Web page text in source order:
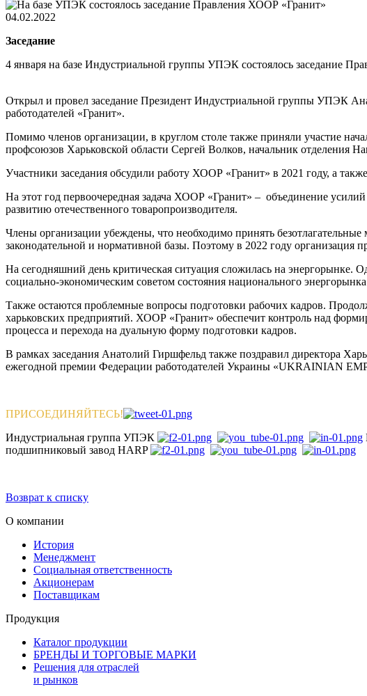
04.02.2022
Заседание
4 января на базе Индустриальной группы УПЭК состоялось заседание
Открыл и провел заседание Президент Индустриальной группы УПЭК
работодателей «Гранит».
Помимо членов организации, в круглом столе также приняли участие
профсоюзов Харьковской области Сергей Волков, начальник отделения
Участники заседания обсудили работу ХООР «Гранит» в 2021 году, а
На этот год первоочередная задача ХООР «Гранит» – объединение
развитию отечественного товаропроизводителя.
Члены организации убеждены, что необходимо принять
законодательной и нормативной базы. Поэтому в 2022 году организация
На сегодняшний день критическая ситуация сложилась на энергорынке.
социально-экономическим советом состояния национального
Также остаются проблемные вопросы подготовки рабочих кадров.
харьковских предприятий. ХООР «Гранит» обеспечит контроль над
процесса и перехода на дуальную форму подготовки кадров.
В рамках заседания Анатолий Гиршфельд также поздравил директора
ежегодной премии Федерации работодателей Украины «UKRAINIAN
ПРИСОЕДИНЯЙТЕСЬ!
Индустриальная группа УПЭК
подшипниковый завод HARP
Возврат к списку
О компании
История
Менеджмент
Социальная ответственность
Акционерам
Поставщикам
Продукция
Каталог продукции
БРЕНДЫ И ТОРГОВЫЕ МАРКИ
Решения для отраслей
и рынков